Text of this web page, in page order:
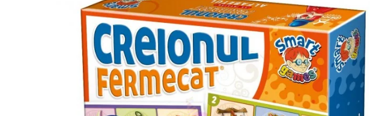
Dezvoltare Spirituala
New Illuminati Files